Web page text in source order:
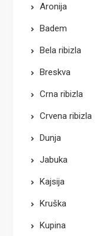
Aronija
Badem
Bela ribizla
Breskva
Crna ribizla
Crvena ribizla
Dunja
Jabuka
Kajsija
Kruška
Kupina